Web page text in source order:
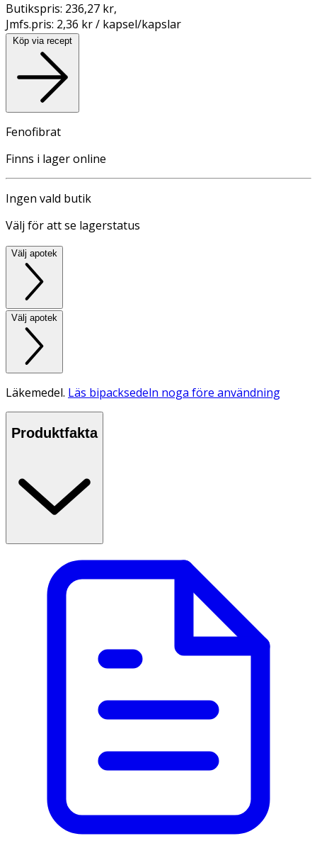
Butikspris: 236,27 kr,
Jmfs.pris: 2,36 kr / kapsel/kapslar
Köp via recept
Fenofibrat
Finns i lager online
Ingen vald butik
Välj för att se lagerstatus
Välj apotek
Välj apotek
Läkemedel. Läs bipacksedeln noga före användning
Produktfakta